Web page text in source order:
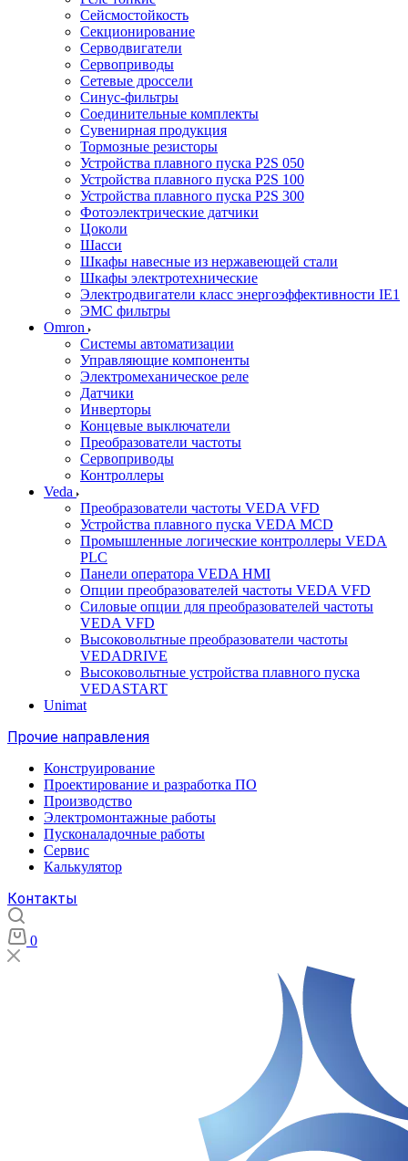
Сейсмостойкость
Секционирование
Серводвигатели
Сервоприводы
Сетевые дроссели
Синус-фильтры
Соединительные комплекты
Сувенирная продукция
Тормозные резисторы
Устройства плавного пуска P2S 050
Устройства плавного пуска P2S 100
Устройства плавного пуска P2S 300
Фотоэлектрические датчики
Цоколи
Шасси
Шкафы навесные из нержавеющей стали
Шкафы электротехнические
Электродвигатели класс энергоэффективности IE1
ЭМС фильтры
Omron
Системы автоматизации
Управляющие компоненты
Электромеханическое реле
Датчики
Инверторы
Концевые выключатели
Преобразователи частоты
Сервоприводы
Контроллеры
Veda
Преобразователи частоты VEDA VFD
Устройства плавного пуска VEDA MCD
Промышленные логические контроллеры VEDA
PLC
Панели оператора VEDA HMI
Опции преобразователей частоты VEDA VFD
Силовые опции для преобразователей частоты
VEDA VFD
Высоковольтные преобразователи частоты
VEDADRIVE
Высоковольтные устройства плавного пуска
VEDASTART
Unimat
Прочие направления
Конструирование
Проектирование и разработка ПО
Производство
Электромонтажные работы
Пусконаладочные работы
Сервис
Калькулятор
Контакты
0